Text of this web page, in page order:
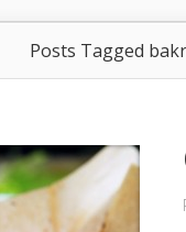
Posts Tagged